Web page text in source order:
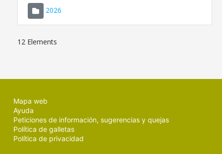
2026
12 Elements
Mapa web
Ayuda
Peticiones de información, sugerencias y quejas
Política de galletas
Política de privacidad